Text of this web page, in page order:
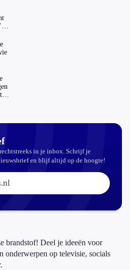
in je inbox. Schrijf je
en blijf altijd op de hoogte!
brandstof! Deel je ideeën voor
onderwerpen op televisie, socials